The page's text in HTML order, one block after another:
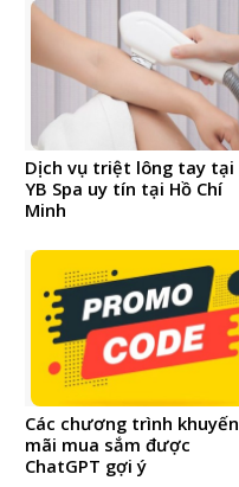
Dịch vụ triệt lông tay tại
YB Spa uy tín tại Hồ Chí
Minh
Các chương trình khuyến
mãi mua sắm được
ChatGPT gợi ý